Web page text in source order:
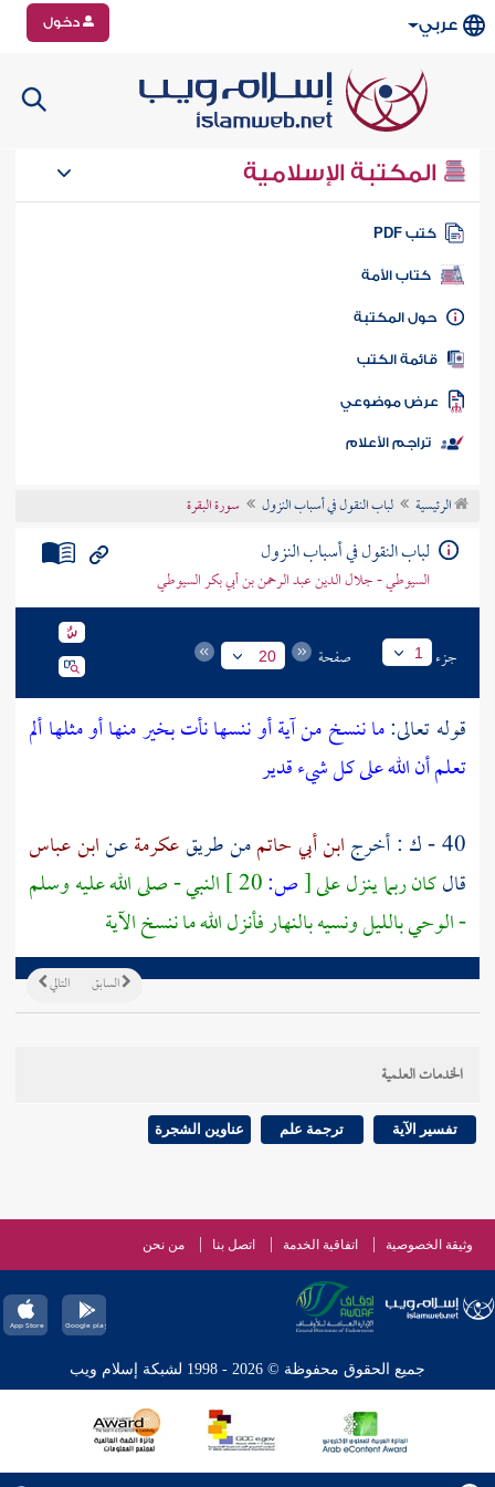
عربي دخول
المكتبة الإسلامية
كتب PDF
كتاب الأمة
المكتبة
الكتب
موضوعي
تراجم الأعلام
الرئيسية لباب النقول في أسباب النزول سورة البقرة
لباب النقول في أسباب النزول
السيوطي - جلال الدين عبد الرحمن بن أبي بكر السيوطي
جزء 1 صفحة 20
قوله تعالى:ما ننسخ من آية أو ننسها نأت بخير منها أو مثلها ألم
تعلم أن الله على كل شيء قدير
40 - ك : أخرج
ابن أبي حاتممن طريقعكرمةعنابن عباس
قالكان ربما ينزل على[ص:
النبي - صلى الله عليه وسلم
- الوحي بالليل ونسيه بالنهار فأنزل الله ما ننسخ الآية
التالي السابق
الخدمات العلمية
تفسير الآية ترجمة علم عناوين الشجرة
وثيقة الخصوصية اتفاقية الخدمة اتصل بنا من نحن
جميع الحقوق محفوظة © 2026 - 1998 لشبكة إسلام ويب